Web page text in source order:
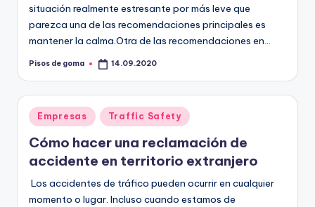
situación realmente estresante por más leve que
parezca una de las recomendaciones principales es
mantener la calma.Otra de las recomendaciones en…
Publicado
Pisos de goma 14.09.2020
Publicado
en
Empresas Traffic Safety
Cómo hacer una reclamación de
accidente en territorio extranjero
Los accidentes de tráfico pueden ocurrir en cualquier
momento o lugar. Incluso cuando estamos de